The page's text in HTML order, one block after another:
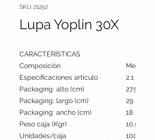
SKU: 21252
Lupa Yoplin 30X
CARACTERÍSTICAS
Composición
Metal
Especificaciones artículo
2.1 cm /
Packaging: alto (cm)
27.5
Packaging: largo (cm)
29
Packaging: ancho (cm)
18
Peso caja (Kgr)
10.5
Unidades/caja
100